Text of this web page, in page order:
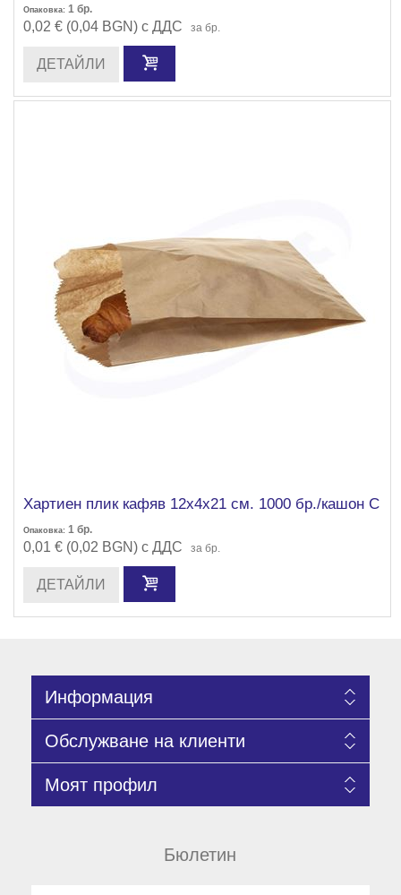
Опаковка: 1 бр.
0,02 € (0,04 BGN) с ДДС за бр.
ДЕТАЙЛИ
Хартиен плик кафяв 12х4х21 см. 1000 бр./кашон С
Опаковка: 1 бр.
0,01 € (0,02 BGN) с ДДС за бр.
ДЕТАЙЛИ
Информация
Обслужване на клиенти
Моят профил
Бюлетин